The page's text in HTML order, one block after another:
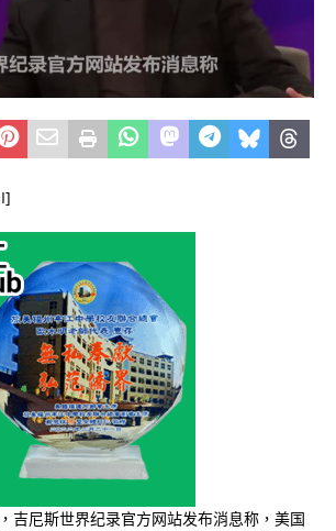
吉尼斯世界纪录官方网站发布消息称，美国